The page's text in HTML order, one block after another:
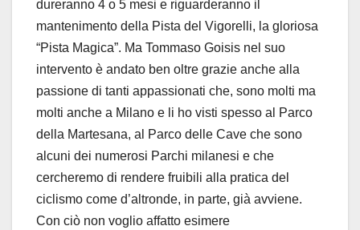
dureranno 4 o 5 mesi e riguarderanno il
mantenimento della Pista del Vigorelli, la gloriosa
“Pista Magica”. Ma Tommaso Goisis nel suo
intervento è andato ben oltre grazie anche alla
passione di tanti appassionati che, sono molti ma
molti anche a Milano e li ho visti spesso al Parco
della Martesana, al Parco delle Cave che sono
alcuni dei numerosi Parchi milanesi e che
cercheremo di rendere fruibili alla pratica del
ciclismo come d’altronde, in parte, già avviene.
Con ciò non voglio affatto esimere